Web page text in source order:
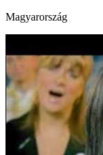
Magyarország